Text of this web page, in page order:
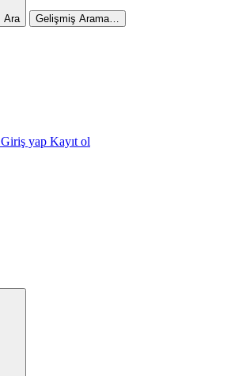
Ara Gelişmiş Arama…
Giriş yap Kayıt ol